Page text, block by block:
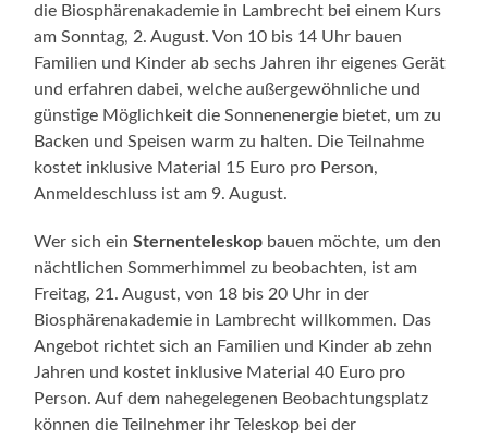
die Biosphärenakademie in Lambrecht bei einem Kurs
am Sonntag, 2. August. Von 10 bis 14 Uhr bauen
Familien und Kinder ab sechs Jahren ihr eigenes Gerät
und erfahren dabei, welche außergewöhnliche und
günstige Möglichkeit die Sonnenenergie bietet, um zu
Backen und Speisen warm zu halten. Die Teilnahme
kostet inklusive Material 15 Euro pro Person,
Anmeldeschluss ist am 9. August.
Wer sich einSternenteleskop bauen möchte, um den
nächtlichen Sommerhimmel zu beobachten, ist am
Freitag, 21. August, von 18 bis 20 Uhr in der
Biosphärenakademie in Lambrecht willkommen. Das
Angebot richtet sich an Familien und Kinder ab zehn
Jahren und kostet inklusive Material 40 Euro pro
Person. Auf dem nahegelegenen Beobachtungsplatz
können die Teilnehmer ihr Teleskop bei der